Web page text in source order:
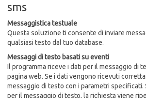
sms
Messaggistica testuale
Questa soluzione ti consente di inviare
qualsiasi testo dal tuo database.
Messaggi di testo basati su eventi
Il programma riceve i dati per il messaggio di
pagina web. Se i dati vengono ricevuti
messaggio di testo con i parametri specificati.
per il messaggio di testo, la richiesta viene